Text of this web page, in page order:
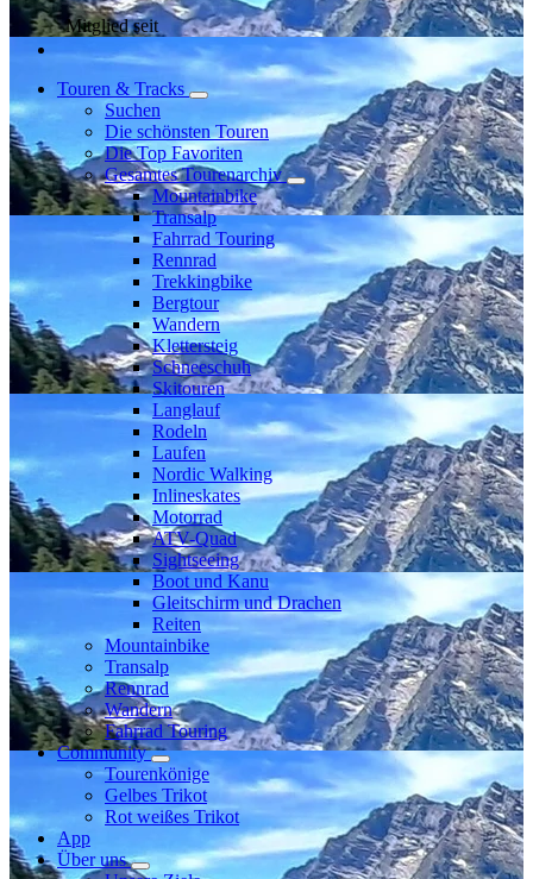
Mitglied seit
Touren & Tracks
Suchen
Die schönsten Touren
Die Top Favoriten
Gesamtes Tourenarchiv
Mountainbike
Transalp
Fahrrad Touring
Rennrad
Trekkingbike
Bergtour
Wandern
Klettersteig
Schneeschuh
Skitouren
Langlauf
Rodeln
Laufen
Nordic Walking
Inlineskates
Motorrad
ATV-Quad
Sightseeing
Boot und Kanu
Gleitschirm und Drachen
Reiten
Mountainbike
Transalp
Rennrad
Wandern
Fahrrad Touring
Community
Tourenkönige
Gelbes Trikot
Rot weißes Trikot
App
Über uns